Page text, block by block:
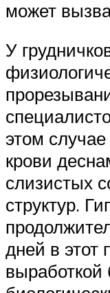
может
У
этом
крови
слизистых
структур.
дней в этот
выработкой